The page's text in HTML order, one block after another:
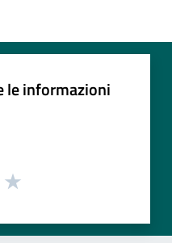
le informazioni